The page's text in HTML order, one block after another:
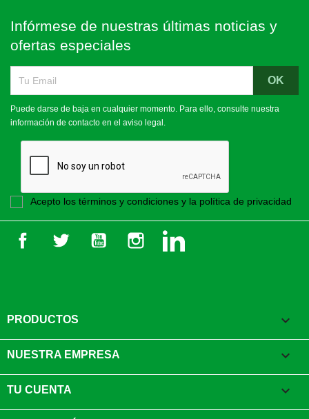
Infórmese de nuestras últimas noticias y
ofertas especiales
Puede darse de baja en cualquier momento. Para ello, consulte nuestra
información de contacto en el aviso legal.
Acepto los términos y condiciones y la política de privacidad
FacebookTwitter YouTube Instagram
PRODUCTOS 
NUESTRA EMPRESA 
TU CUENTA 